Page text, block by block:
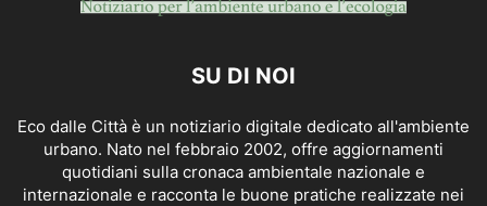
SU DI NOI
Eco dalle Città è un notiziario digitale dedicato all'ambiente
urbano. Nato nel febbraio 2002, offre aggiornamenti
quotidiani sulla cronaca ambientale nazionale e
internazionale e racconta le buone pratiche realizzate nei